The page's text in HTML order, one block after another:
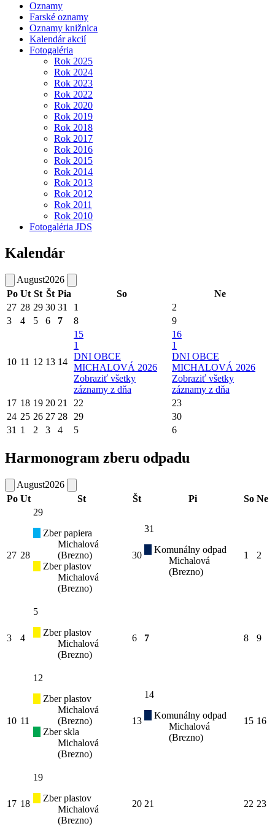
Oznamy
Farské oznamy
Oznamy knižnica
Kalendár akcií
Fotogaléria
Rok 2025
Rok 2024
Rok 2023
Rok 2022
Rok 2020
Rok 2019
Rok 2018
Rok 2017
Rok 2016
Rok 2015
Rok 2014
Rok 2013
Rok 2012
Rok 2011
Rok 2010
Fotogaléria JDS
Kalendár
August2026
Po Ut St Št Pia So
Ne
27 28 29 30 31 1
2
3
4 5 6 7 8 9
10 11 12 13 14
15
1
DNI OBCE
MICHALOVÁ 2026
Zobraziť všetky
záznamy z dňa
16
1
DNI OBCE
MICHALOVÁ 2026
Zobraziť všetky
záznamy z dňa
17 18 19 20 21 22
23
24 25 26 27 28 29
30
31 1 2 3 4 5 6
Harmonogram zberu odpadu
August2026
Po Ut St Št Pi So Ne
27 28
29
Zber papiera
Michalová
(Brezno)
Zber plastov
Michalová
(Brezno)
30
31
Komunálny odpad
Michalová
(Brezno)
1 2
3 4
5
Zber plastov
Michalová
(Brezno)
6 7 8 9
10 11
12
Zber plastov
Michalová
(Brezno)
Zber skla
Michalová
(Brezno)
13
14
Komunálny odpad
Michalová
(Brezno)
15 16
17 18
19
Zber plastov
Michalová
(Brezno)
20 21 22 23